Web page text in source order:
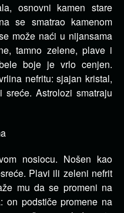
osnovni kamen stare
se smatrao kamenom
može naći u nijansama
tamno zelene, plave i
boje je vrlo cenjen.
nefritu: sjajan kristal,
Astrolozi smatraju
nosiocu. Nošen kao
Plavi ili zeleni nefrit
mu da se promeni na
on podstiče promene na